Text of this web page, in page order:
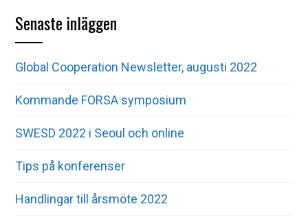
Senaste inläggen
Global Cooperation Newsletter, augusti 2022
Kommande FORSA symposium
SWESD 2022 i Seoul och online
Tips på konferenser
Handlingar till årsmöte 2022